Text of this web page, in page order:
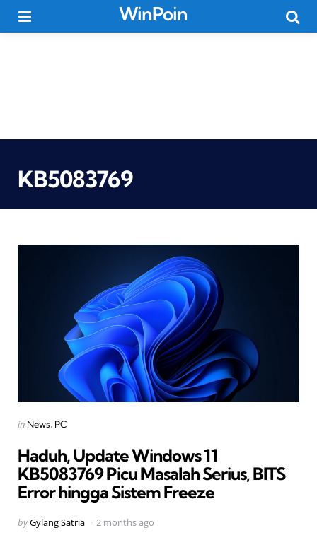
WinPoin
KB5083769
Categories
Posted
in News PC
Haduh, Update Windows 11
KB5083769 Picu Masalah Serius, BITS
Error hingga Sistem Freeze
Posted
byGylang Satria 2 months ago